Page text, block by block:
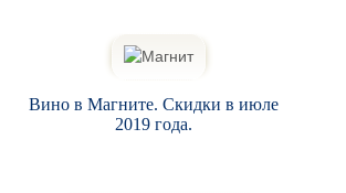
Вино в Магните. Скидки в июле
2019 года.